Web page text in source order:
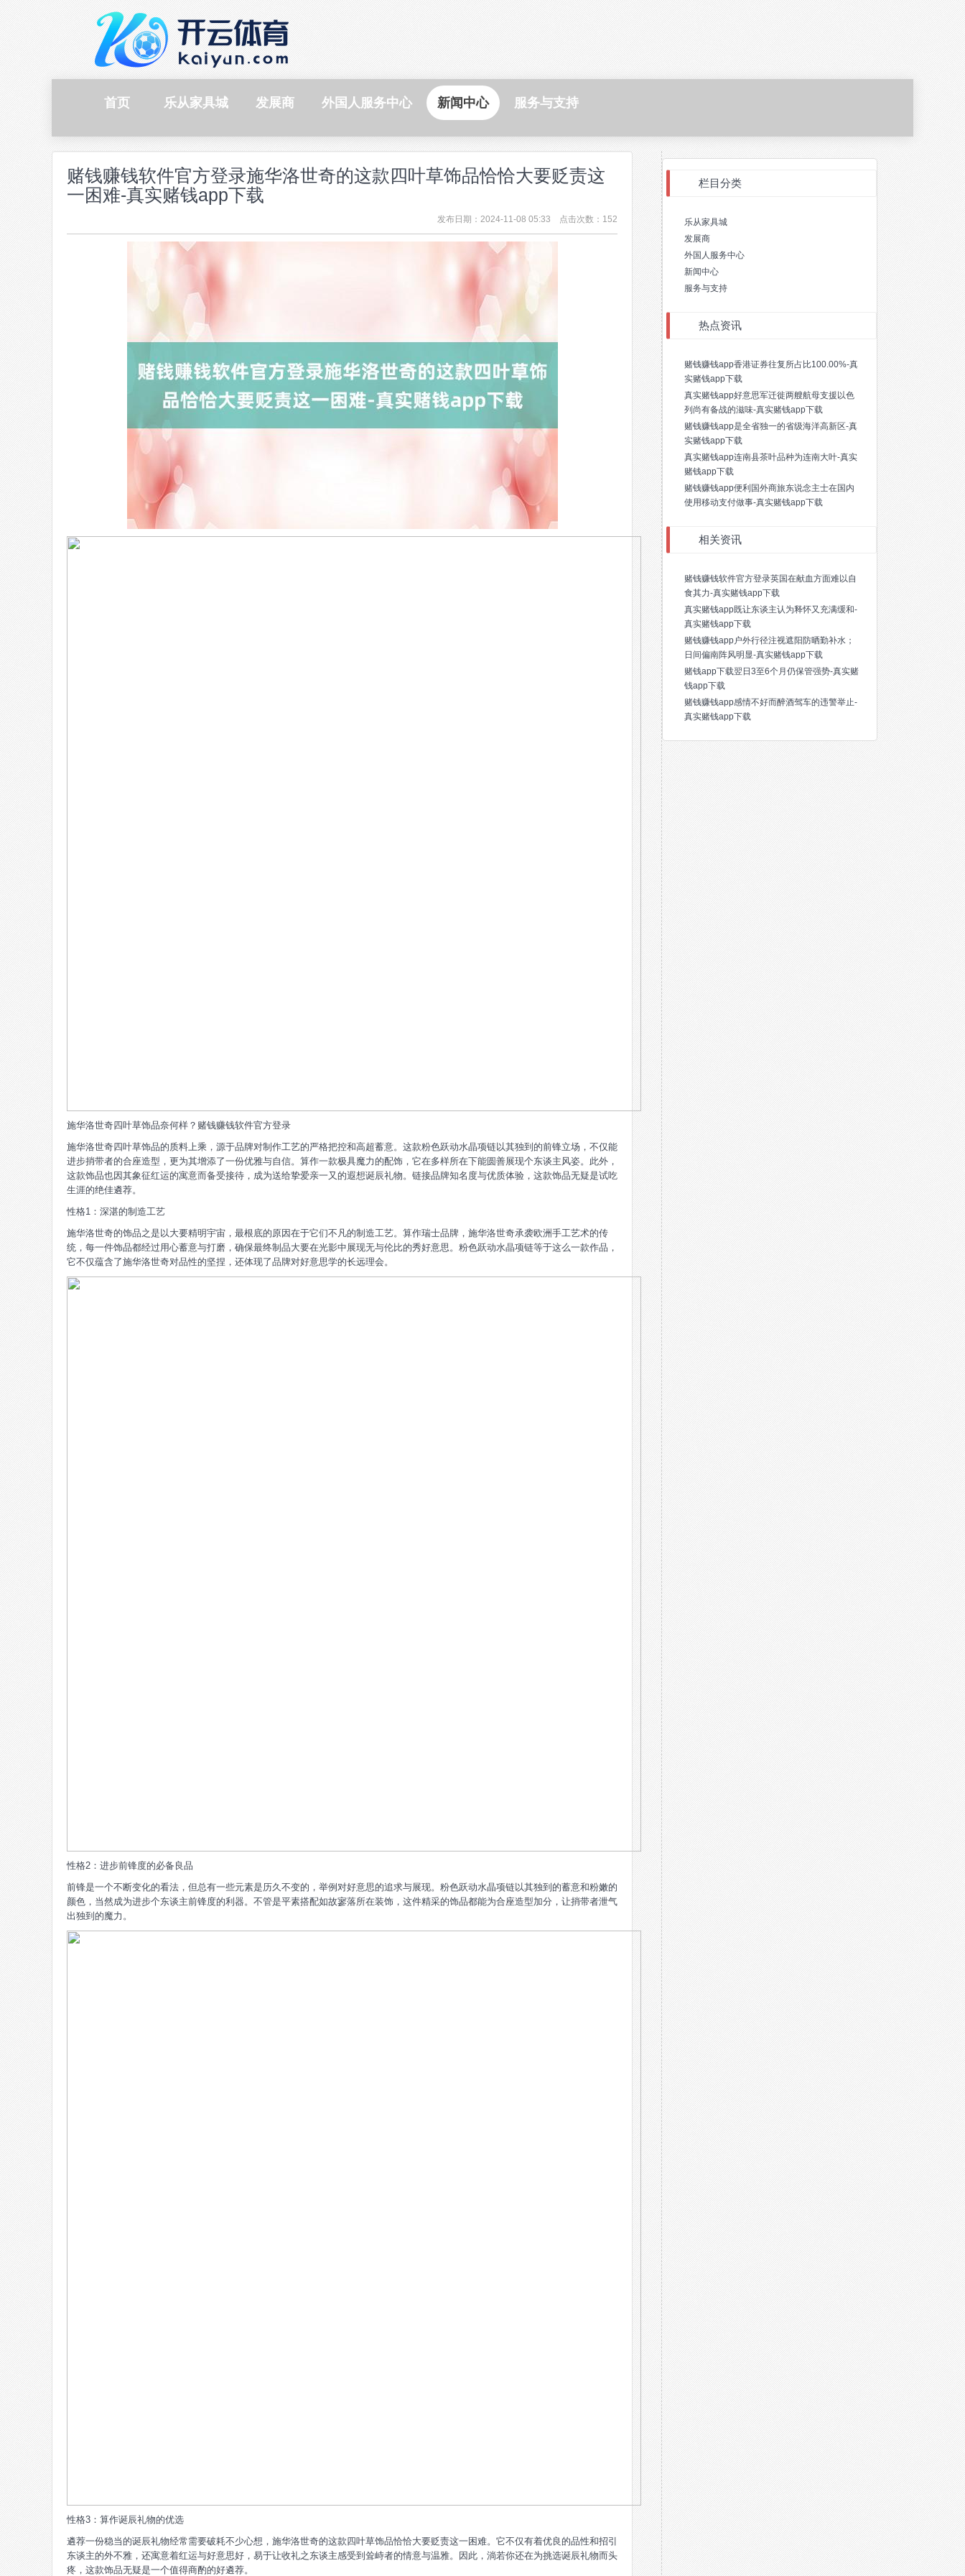
首页 乐从家具城 发展商 外国人服务中心 新闻中心 服务与支持
赌钱赚钱软件官方登录施华洛世奇的这款四叶草饰品恰恰大要贬责这
一困难-真实赌钱app下载
发布日期：2024-11-08 05:33 点击次数：152
施华洛世奇四叶草饰品奈何样？赌钱赚钱软件官方登录
施华洛世奇四叶草饰品的质料上乘，源于品牌对制作工艺的严格把控和高超蓄意。这款粉色跃动水晶项链以其独到的前锋立场，不仅能
进步捎带者的合座造型，更为其增添了一份优雅与自信。算作一款极具魔力的配饰，它在多样所在下能圆善展现个东谈主风姿。此外，
这款饰品也因其象征红运的寓意而备受接待，成为送给挚爱亲一又的遐想诞辰礼物。链接品牌知名度与优质体验，这款饰品无疑是试吃
生涯的绝佳遴荐。
性格1：深湛的制造工艺
施华洛世奇的饰品之是以大要精明宇宙，最根底的原因在于它们不凡的制造工艺。算作瑞士品牌，施华洛世奇承袭欧洲手工艺术的传
统，每一件饰品都经过用心蓄意与打磨，确保最终制品大要在光影中展现无与伦比的秀好意思。粉色跃动水晶项链等于这么一款作品，
它不仅蕴含了施华洛世奇对品性的坚捏，还体现了品牌对好意思学的长远理会。
性格2：进步前锋度的必备良品
前锋是一个不断变化的看法，但总有一些元素是历久不变的，举例对好意思的追求与展现。粉色跃动水晶项链以其独到的蓄意和粉嫩的
颜色，当然成为进步个东谈主前锋度的利器。不管是平素搭配如故寥落所在装饰，这件精采的饰品都能为合座造型加分，让捎带者泄气
出独到的魔力。
性格3：算作诞辰礼物的优选
遴荐一份稳当的诞辰礼物经常需要破耗不少心想，施华洛世奇的这款四叶草饰品恰恰大要贬责这一困难。它不仅有着优良的品性和招引
东谈主的外不雅，还寓意着红运与好意思好，易于让收礼之东谈主感受到耸峙者的情意与温雅。因此，淌若你还在为挑选诞辰礼物而头
疼，这款饰品无疑是一个值得商酌的好遴荐。
栏目分类
乐从家具城
发展商
外国人服务中心
新闻中心
服务与支持
热点资讯
赌钱赚钱app香港证券往复所占比100.00%-真
实赌钱app下载
真实赌钱app好意思军迁徙两艘航母支援以色
列尚有备战的滋味-真实赌钱app下载
赌钱赚钱app是全省独一的省级海洋高新区-真
实赌钱app下载
真实赌钱app连南县茶叶品种为连南大叶-真实
赌钱app下载
赌钱赚钱app便利国外商旅东说念主士在国内
使用移动支付做事-真实赌钱app下载
相关资讯
赌钱赚钱软件官方登录英国在献血方面难以自
食其力-真实赌钱app下载
真实赌钱app既让东谈主认为释怀又充满缓和-
真实赌钱app下载
赌钱赚钱app户外行径注视遮阳防晒勤补水；
日间偏南阵风明显-真实赌钱app下载
赌钱app下载翌日3至6个月仍保管强势-真实赌
钱app下载
赌钱赚钱app感情不好而醉酒驾车的违警举止-
真实赌钱app下载